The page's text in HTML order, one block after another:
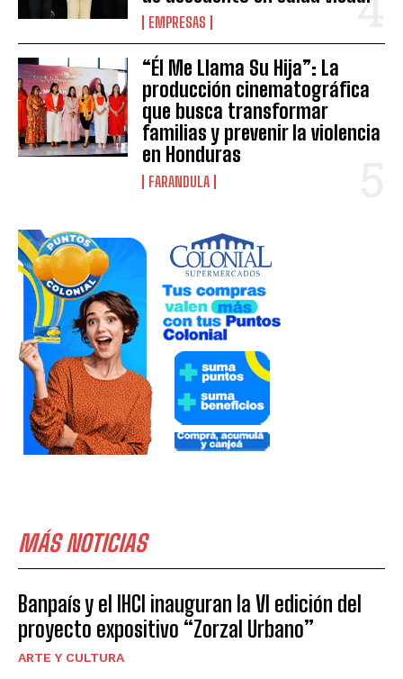
EMPRESAS
“Él Me Llama Su Hija”: La
producción cinematográfica
que busca transformar
familias y prevenir la violencia
en Honduras
FARANDULA
MÁS NOTICIAS
Banpaís y el IHCI inauguran la VI edición del
proyecto expositivo “Zorzal Urbano”
ARTE Y CULTURA